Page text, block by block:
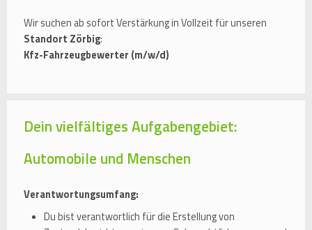
Wir suchen ab sofort Verstärkung in Vollzeit für unseren
Standort Zörbig:
Kfz-Fahrzeugbewerter (m/w/d)
Dein vielfältiges Aufgabengebiet:
Automobile und Menschen
Verantwortungsumfang:
Du bist verantwortlich für die Erstellung von